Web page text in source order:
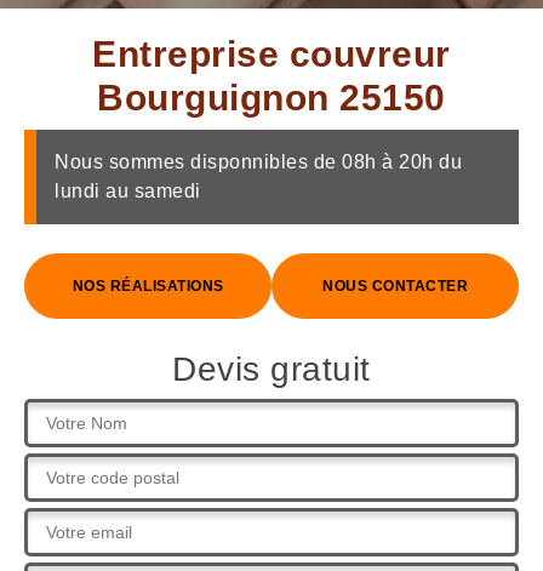
Entreprise couvreur
Bourguignon 25150
Nous sommes disponnibles de 08h à 20h du
lundi au samedi
NOS RÉALISATIONS NOUS CONTACTER
Devis gratuit